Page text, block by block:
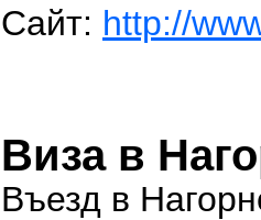
Сайт: http://
Виза в
Въезд в